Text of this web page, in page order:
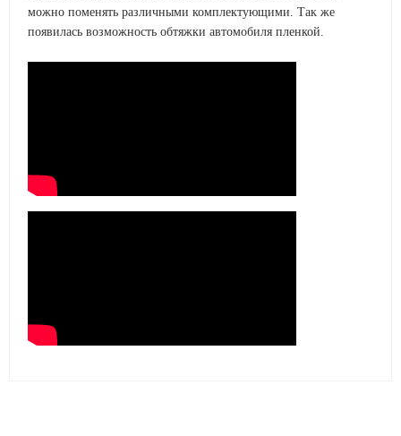
можно поменять различными комплектующими. Так же
появилась возможность обтяжки автомобиля пленкой.